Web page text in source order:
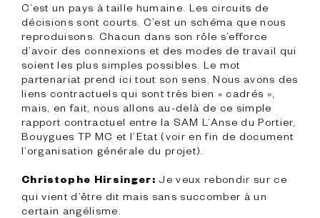
C’est un pays à taille humaine. Les circuits de
décisions sont courts. C’est un schéma que nous
reproduisons. Chacun dans son rôle s’efforce
d’avoir des connexions et des modes de travail qui
soient les plus simples possibles. Le mot
partenariat prend ici tout son sens. Nous avons des
liens contractuels qui sont très bien « cadrés »,
mais, en fait, nous allons au-delà de ce simple
rapport contractuel entre la SAM L’Anse du Portier,
Bouygues TP MC et l’Etat (voir en fin de document
l’organisation générale du projet).
Christophe Hirsinger: Je veux rebondir sur ce
qui vient d’être dit mais sans succomber à un
certain angélisme.